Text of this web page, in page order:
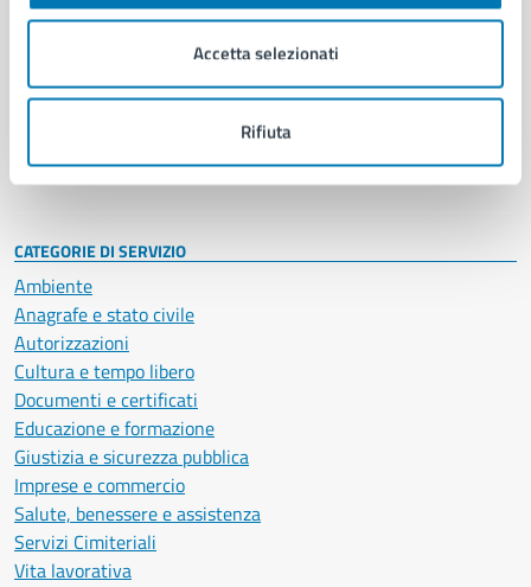
Accetta selezionati
Rifiuta
Uffici
Politici
Intranet, posta aziendale e protocollo
CATEGORIE DI SERVIZIO
Ambiente
Anagrafe e stato civile
Autorizzazioni
Cultura e tempo libero
Documenti e certificati
Educazione e formazione
Giustizia e sicurezza pubblica
Imprese e commercio
Salute, benessere e assistenza
Servizi Cimiteriali
Vita lavorativa